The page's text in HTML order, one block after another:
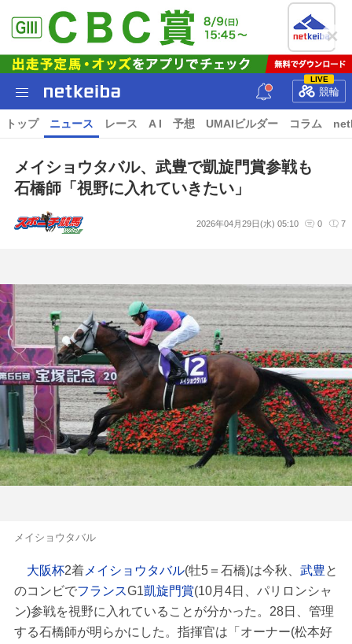
LIVE
競輪
トップ ニュース レース A I 予想 UMAIビルダー コラム
メイショウタバル、武豊で凱旋門賞参戦も
石橋師「視野に入れていきたい」
2026年04月29日(水) 05:10 0 7
メイショウタバル
大阪杯2着 メイショウタバル(牡5＝石橋)は今秋、 武豊と
のコンビでフランスG1凱旋門賞(10月4日、パリロンシャ
ン)参戦を視野に入れていることが分かった。28日、管理
する石橋師が明らかにした。指揮官は「オーナー(松本好